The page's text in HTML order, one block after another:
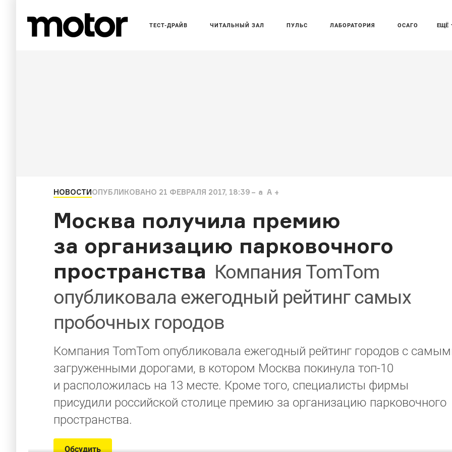
ЕЩЁ
ТЕСТ-ДРАЙВ ЧИТАЛЬНЫЙ ЗАЛ ПУЛЬС ЛАБОРАТОРИЯ ОСАГО
НОВОСТИОПУБЛИКОВАНО 21 ФЕВРАЛЯ 2017, 18:39 a A
Москва получила премию
за организацию парковочного
пространства Компания TomTom
опубликовала ежегодный рейтинг самых
пробочных городов
Компания TomTom опубликовала ежегодный рейтинг городов с
загруженными дорогами, в котором Москва покинула топ-10
и расположилась на 13 месте. Кроме того, специалисты фирмы
присудили российской столице премию за организацию парковочного
пространства.
Обсудить